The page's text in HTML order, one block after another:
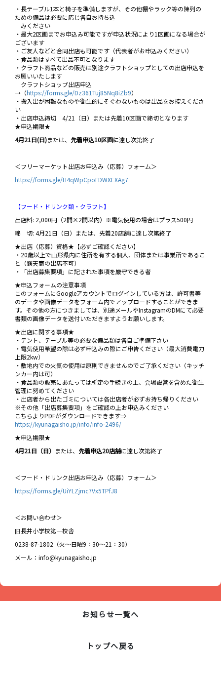
・長テーブル1本と椅子を準備しますが、その他棚やラック等の陳列の
ための備品は必要に応じ各自お持ち込
みください
・最大2区画までお申込み可能ですが申込状況により1区画になる場合が
ございます
・ご友人などと合同出店も可能です（代表者がお申込みください）
・食品類はすべて出品不可となります
・クラフト商品などの販売は別途クラフトショップとしての出店申込を
お願いいたします
クラフトショップ出店申込
→（https://forms.gle/Dz361Tuj85Nq8iZb9）
・搬入出が困難なものや衛生的にそぐわないものは出品をお控えくださ
い
・出店申込締切 4/21（日）または先着10区画で締切となります
★申込期限★
4月21日(日)または、 先着申込10区画に達し次第終了
＜フリーマーケット出店お申込み（応募）フォーム＞
https://forms.gle/H4qWpCpoFDWXEXAg7
【フード・ドリンク類・クラフト】
出店料: 2,000円（2間×2間以内）※電気使用の場合はプラス500円
締 切: 4月21日（日）または、先着20店舗に達し次第終了
★出店（応募）資格★【必ずご確認ください】
・20歳以上で山形県内に住所を有する個人、団体または事業所であるこ
と（露天商の出店不可）
・「出店募集要項」に記された事項を厳守できる者
★申込フォームの注意事項
このフォームにGoogleアカウントでログインしている方は、許可書等
のデータや画像データをフォーム内でアップロードすることができま
す。その他の方につきましては、別途メールやInstagramのDMにて必要
書類の画像データを送付いただきますようお願いします。
★出店に関する事項★
・テント、テーブル等の必要な備品類は各自ご準備下さい
・電気使用希望の際は必ず申込みの際にご申告ください（最大消費電力
上限2kw）
・敷地内での火気の使用は原則できませんのでご了承ください（キッチ
ンカー内は可）
・食品類の販売にあたっては所定の手続きの上、会場設営を含めた衛生
管理に努めてください
・出店者から出たゴミについては各出店者が必ずお持ち帰りください
※その他「出店募集要項」をご確認の上お申込みください
こちらよりPDFがダウンロードできます⇒
https://kyunagaisho.jp/info/info-2496/
★申込期限★
4月21日（日） または、 先着申込20店舗に達し次第終了
＜フード・ドリンク出店お申込み（応募）フォーム＞
https://forms.gle/UiYLZjmc7Vx5TPfJ8
＜お問い合わせ＞
旧長井小学校第一校舎
0238-87-1802（火～日曜9：30～21：30）
メール：info@kyunagaisho.jp
お知らせ一覧へ
トップへ戻る